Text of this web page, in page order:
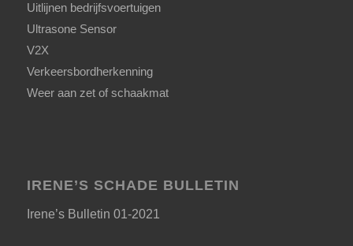
Uitlijnen bedrijfsvoertuigen
Ultrasone Sensor
V2X
Verkeersbordherkenning
Weer aan zet of schaakmat
IRENE’S SCHADE BULLETIN
Irene’s Bulletin 01-2021